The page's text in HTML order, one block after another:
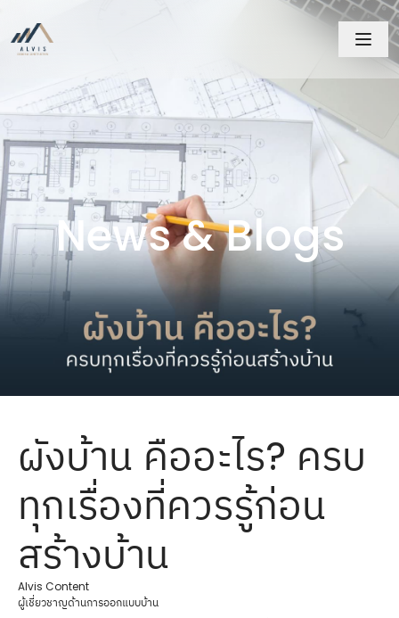
News & Blogs
ผังบ้าน คืออะไร? ครบ
ทุกเรื่องที่ควรรู้ก่อน
สร้างบ้าน
Alvis Content
ผู้เชี่ยวชาญด้านการออกแบบบ้าน